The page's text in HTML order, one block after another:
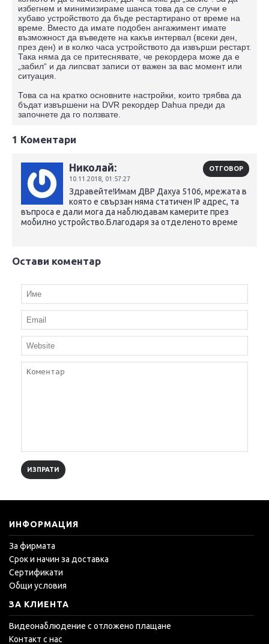
избегнем и минимизираме шанса това да се случи е
хубаво устройството да бъде рестартирано от време на
време. Вместо да имате подобен ангажимент имате
възможност да въведете на какъв интервал (всеки ден,
през ден) и в колко часа устройството да извърши рестарт.
Така няма да се притеснявате, че рекордера може да е
„забил“ и да липсват записи от важен за вас момент или
ситуация.
Това са на кратко основните настройки, които трябва да
бъдат извършени на DVR рекордер Dahua преди да
започнете да го ползвате.
1 Коментари
Николай:
10.11.2018, 01:57:27
ОТГОВОР
Здравейте!Имам ДВР Дахуа 5106, мрежата в
която е свързан няма статичен IP адрес, та
въпроса е дали мога да наблюдавам камерите през
мобилно устройство.Благодаря за отделеното време
Остави коментар
ИЗПРАТИ
ИНФОРМАЦИЯ
За фирмата
Срок и начин за доставка
Сертификати
Общи условия
ЗА КЛИЕНТА
Видеонаблюдение с отложено плащане
Контакт с нас